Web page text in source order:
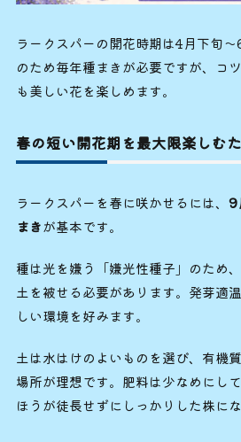
ラークスパーの開花時期は4月下旬
のため毎年種まきが必要ですが、コ
も美しい花を楽しめます。
春の短い開花期を最大限楽しむ
ラークスパーを春に咲かせるには、 9
まきが基本です。
種は光を嫌う「嫌光性種子」のため
土を被せる必要があります。発芽適
しい環境を好みます。
土は水はけのよいものを選び、有機
場所が理想です。肥料は少なめにし
ほうが徒長せずにしっかりした株にな